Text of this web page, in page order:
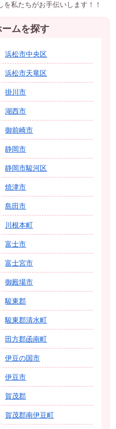
私たちがお手伝いします！！
ムを探す
浜松市中央区
浜松市天竜区
掛川市
湖西市
御前崎市
静岡市
静岡市駿河区
焼津市
島田市
川根本町
富士市
富士宮市
御殿場市
駿東郡
駿東郡清水町
田方郡函南町
伊豆の国市
伊豆市
賀茂郡
賀茂郡南伊豆町